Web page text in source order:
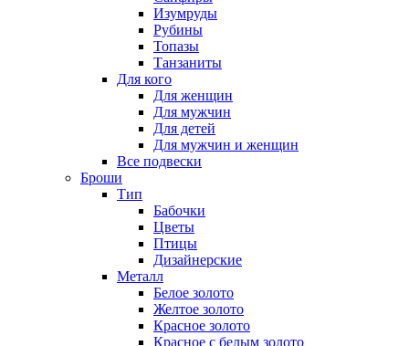
Изумруды
Рубины
Топазы
Танзаниты
Для кого
Для женщин
Для мужчин
Для детей
Для мужчин и женщин
Все подвески
Броши
Тип
Бабочки
Цветы
Птицы
Дизайнерские
Металл
Белое золото
Желтое золото
Красное золото
Красное с белым золото